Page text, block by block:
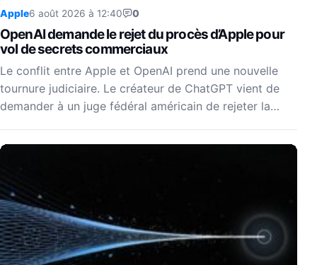
Apple6 août 2026 à 12:40 0
OpenAI demande le rejet du procès d’Apple pour
vol de secrets commerciaux
Le conflit entre Apple et OpenAI prend une nouvelle
tournure judiciaire. Le créateur de ChatGPT vient de
demander à un juge fédéral américain de rejeter la…